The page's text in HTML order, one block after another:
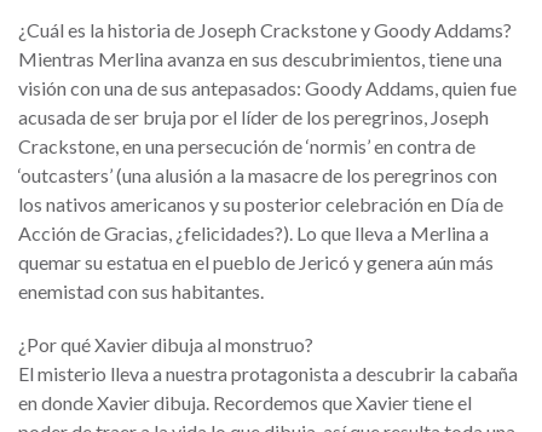
¿Cuál es la historia de Joseph Crackstone y Goody Addams?
Mientras Merlina avanza en sus descubrimientos, tiene una
visión con una de sus antepasados: Goody Addams, quien fue
acusada de ser bruja por el líder de los peregrinos, Joseph
Crackstone, en una persecución de ‘normis’ en contra de
‘outcasters’ (una alusión a la masacre de los peregrinos con
los nativos americanos y su posterior celebración en Día de
Acción de Gracias, ¿felicidades?). Lo que lleva a Merlina a
quemar su estatua en el pueblo de Jericó y genera aún más
enemistad con sus habitantes.
¿Por qué Xavier dibuja al monstruo?
El misterio lleva a nuestra protagonista a descubrir la cabaña
en donde Xavier dibuja. Recordemos que Xavier tiene el